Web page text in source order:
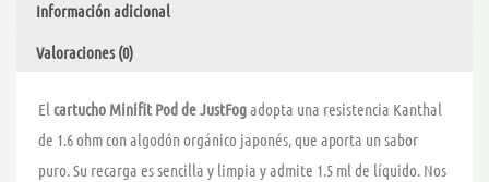
Información adicional
Valoraciones (0)
El cartucho Minifit Pod de JustFogadopta una resistencia Kanthal
de 1.6 ohm con algodón orgánico japonés, que aporta un sabor
puro. Su recarga es sencilla y limpia y admite 1.5 ml de líquido. Nos